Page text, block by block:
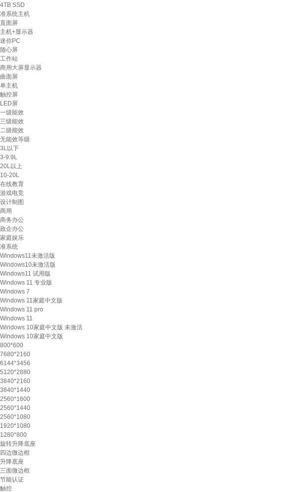
4TB SSD
准系统主机
直面屏
主机+显示器
迷你PC
随心屏
工作站
商用大屏显示器
曲面屏
单主机
触控屏
LED屏
一级能效
三级能效
二级能效
无能效等级
3L以下
3-9.9L
20L以上
10-20L
在线教育
游戏电竞
设计制图
商用
商务办公
政企办公
家庭娱乐
准系统
Windows11未激活版
Windows10未激活版
Windows11 试用版
Windows 11 专业版
Windows 7
Windows 11家庭中文版
Windows 11 pro
Windows 11
Windows 10家庭中文版 未激活
Windows 10家庭中文版
800*600
7680*2160
6144*3456
5120*2880
3840*2160
3840*1440
2560*1600
2560*1440
2560*1080
1920*1080
1280*800
旋转升降底座
四边微边框
升降底座
三面微边框
节能认证
触控